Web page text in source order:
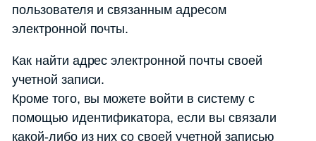
пользователя и связанным адресом
электронной почты.
Как найти адрес электронной почты своей
учетной записи.
Кроме того, вы можете войти в систему с
помощью идентификатора, если вы связали
какой-либо из них со своей учетной записью